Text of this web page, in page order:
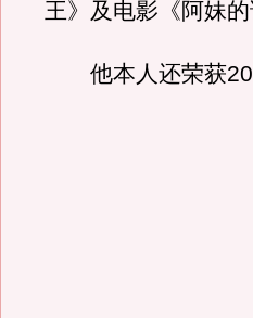
王》及电影《阿妹的
他本人还荣获